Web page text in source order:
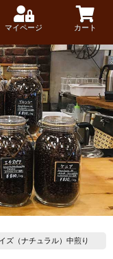
マイページ カート
（ナチュラル）中煎り